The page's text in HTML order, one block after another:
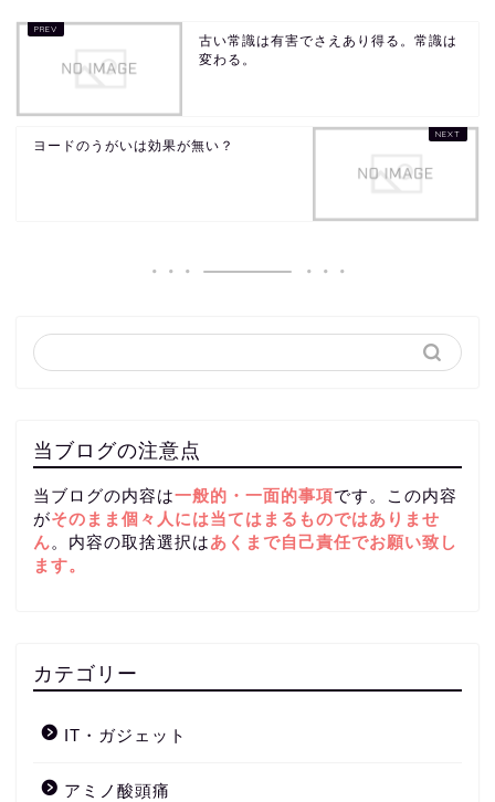
古い常識は有害でさえあり得る。常識は
変わる。
ヨードのうがいは効果が無い？
当ブログの注意点
当ブログの内容は一般的・一面的事項です。この内容
がそのまま個々人には当てはまるものではありませ
ん。内容の取捨選択はあくまで自己責任でお願い致し
ます。
カテゴリー
IT・ガジェット
アミノ酸頭痛